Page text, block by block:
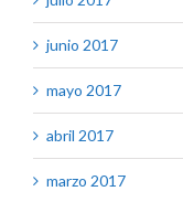
junio 2017
mayo 2017
abril 2017
marzo 2017